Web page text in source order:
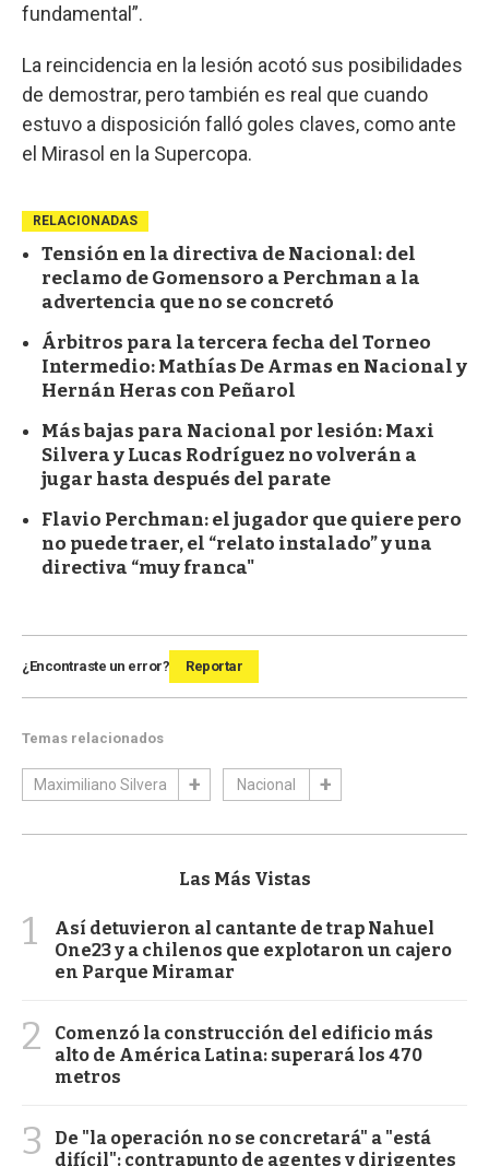
fundamental”.
La reincidencia en la lesión acotó sus posibilidades
de demostrar, pero también es real que cuando
estuvo a disposición falló goles claves, como ante
el Mirasol en la Supercopa.
RELACIONADAS
Tensión en la directiva de Nacional: del
reclamo de Gomensoro a Perchman a la
advertencia que no se concretó
Árbitros para la tercera fecha del Torneo
Intermedio: Mathías De Armas en Nacional y
Hernán Heras con Peñarol
Más bajas para Nacional por lesión: Maxi
Silvera y Lucas Rodríguez no volverán a
jugar hasta después del parate
Flavio Perchman: el jugador que quiere pero
no puede traer, el “relato instalado” y una
directiva “muy franca"
¿Encontraste un error? Reportar
Temas relacionados
Maximiliano Silvera Nacional
Las Más Vistas
1
Así detuvieron al cantante de trap Nahuel
One23 y a chilenos que explotaron un cajero
en Parque Miramar
2
Comenzó la construcción del edificio más
alto de América Latina: superará los 470
metros
3
De "la operación no se concretará" a "está
difícil": contrapunto de agentes y dirigentes